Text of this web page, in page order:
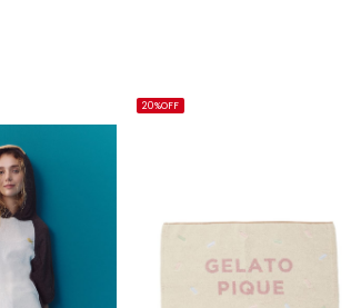
20%OFF